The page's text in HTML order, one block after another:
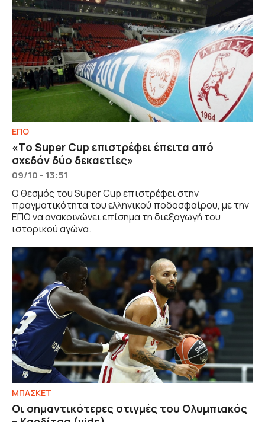
ΕΠΟ
«Το Super Cup επιστρέφει έπειτα από
σχεδόν δύο δεκαετίες»
09/10 - 13:51
Ο θεσμός του Super Cup επιστρέφει στην
πραγματικότητα του ελληνικού ποδοσφαίρου, με την
ΕΠΟ να ανακοινώνει επίσημα τη διεξαγωγή του
ιστορικού αγώνα.
ΜΠΑΣΚΕΤ
Οι σημαντικότερες στιγμές του Ολυμπιακός